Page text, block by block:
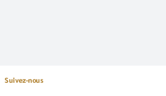
Suivez-nous